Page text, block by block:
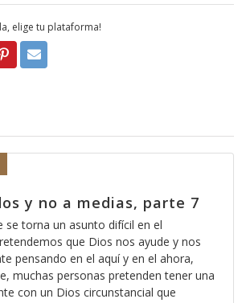
elige tu plataforma!
y no a medias, parte 7
se torna un asunto difícil en el
que Dios nos ayude y nos
pensando en el aquí y en el ahora,
muchas personas pretenden tener una
con un Dios circunstancial que